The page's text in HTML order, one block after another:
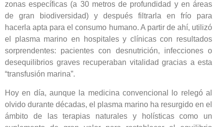
zonas específicas (a 30 metros de profundidad y en áreas
de gran biodiversidad) y después filtrarla en frío para
hacerla apta para el consumo humano. A partir de ahí, utilizó
el plasma marino en hospitales y clínicas con resultados
sorprendentes: pacientes con desnutrición, infecciones o
desequilibrios graves recuperaban vitalidad gracias a esta
“transfusión marina”.
Hoy en día, aunque la medicina convencional lo relegó al
olvido durante décadas, el plasma marino ha resurgido en el
ámbito de las terapias naturales y holísticas como un